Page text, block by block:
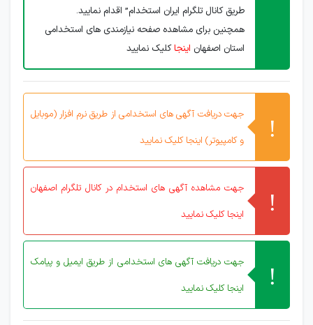
طریق کانال تلگرام ایران استخدام” اقدام نمایید.
همچنین برای مشاهده صفحه نیازمندی های استخدامی
استان اصفهان اینجاکلیک نمایید
جهت دریافت آگهی های استخدامی از طریق نرم افزار (موبایل
و کامپیوتر) اینجا کلیک نمایید
جهت مشاهده آگهی های استخدام در کانال تلگرام اصفهان
اینجا کلیک نمایید
جهت دریافت آگهی های استخدامی از طریق ایمیل و پیامک
اینجا کلیک نمایید